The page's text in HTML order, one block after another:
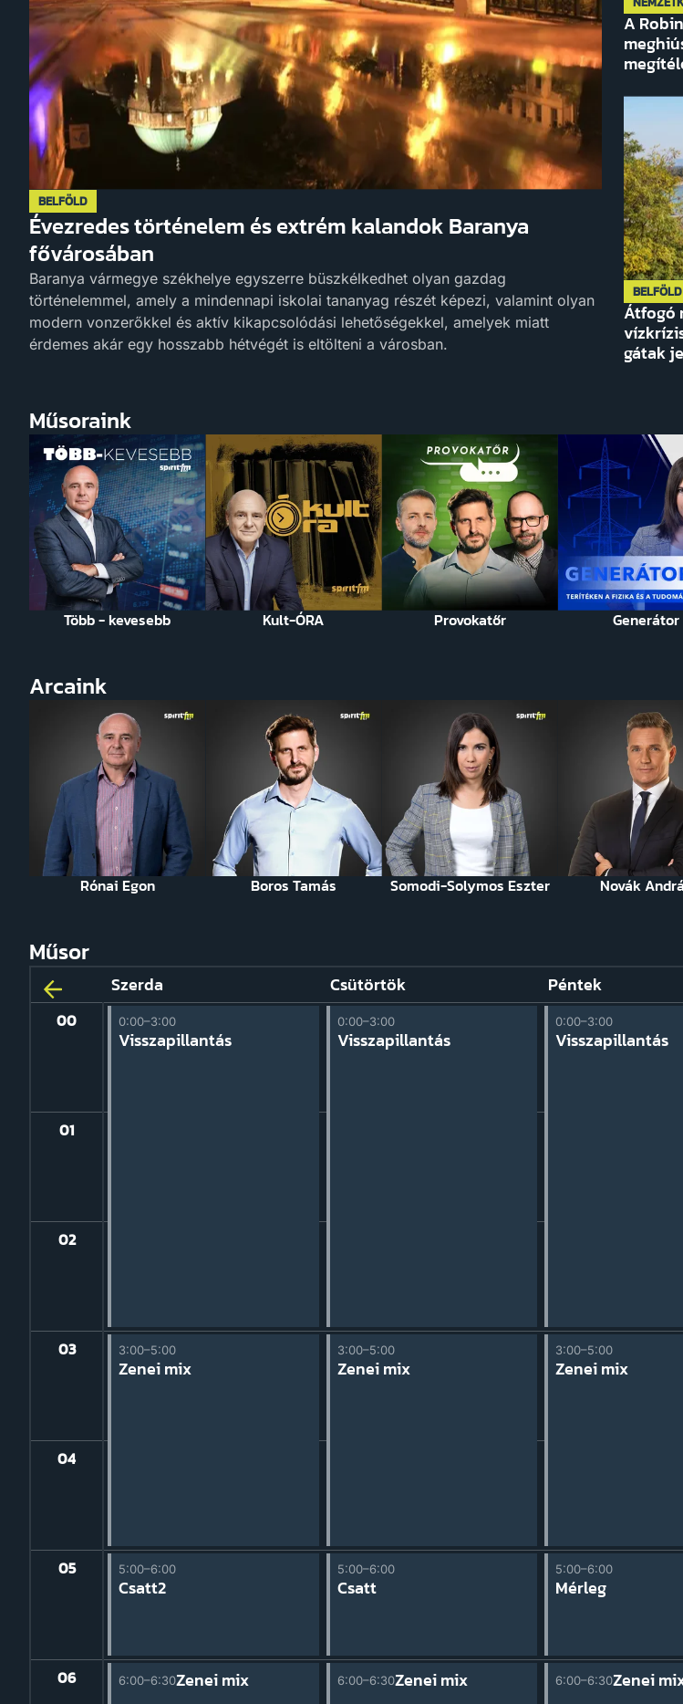
BELFÖLD
Évezredes történelem és extrém kalandok Baranya
fővárosában
Baranya vármegye székhelye egyszerre büszkélkedhet olyan gazdag
történelemmel, amely a mindennapi iskolai tananyag részét képezi, valamint olyan
modern vonzerőkkel és aktív kikapcsolódási lehetőségekkel, amelyek miatt
érdemes akár egy hosszabb hétvégét is eltölteni a városban.
A
BELFÖLD
Átfogó
gátak
Műsoraink
Több - kevesebb Kult-ÓRA Provokatőr Generátor
Arcaink
Rónai Egon Boros Tamás Somodi-Solymos Eszter Novák
Műsor
Előző
00
01
02
03
04
05
06
Szerda
0:00–3:00
Visszapillantás
3:00–5:00
Zenei mix
5:00–6:00
Csatt2
6:00–6:30Zenei mix
Csütörtök
0:00–3:00
Visszapillantás
3:00–5:00
Zenei mix
5:00–6:00
Csatt
6:00–6:30Zenei mix
Péntek
0:00–3:00
Visszapillantás
3:00–5:00
Zenei mix
5:00–6:00
Mérleg
6:00–6:30Zenei